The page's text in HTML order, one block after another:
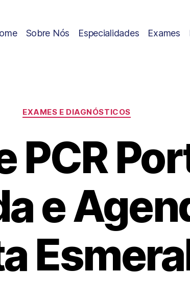
Sobre Nós Especialidades Exames
EXAMES E DIAGNÓSTICOS
PCR
e